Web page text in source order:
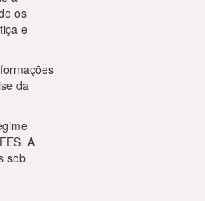
os
e
da
A
sob